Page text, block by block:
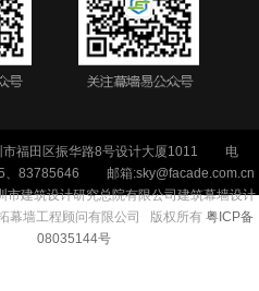
福田区振华路8号设计大厦1011
电
、83785646
邮箱:sky@facade.com.cn
市建筑设计研究总院有限公司建筑幕墙设计
幕墙工程顾问有限公司 版权所有 粤ICP备
08035144号